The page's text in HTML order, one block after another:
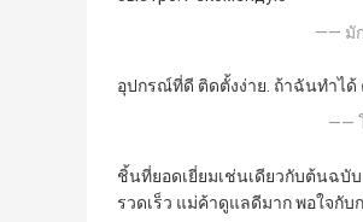
—— มั
อุปกรณ์ที่ดี ติดตั้งง่าย. ถ้าฉันทำได้
——
ชิ้นที่ยอดเยี่ยมเช่นเดียวกับต้นฉบั
รวดเร็ว แม่ค้าดูแลดีมาก พอใจกับ